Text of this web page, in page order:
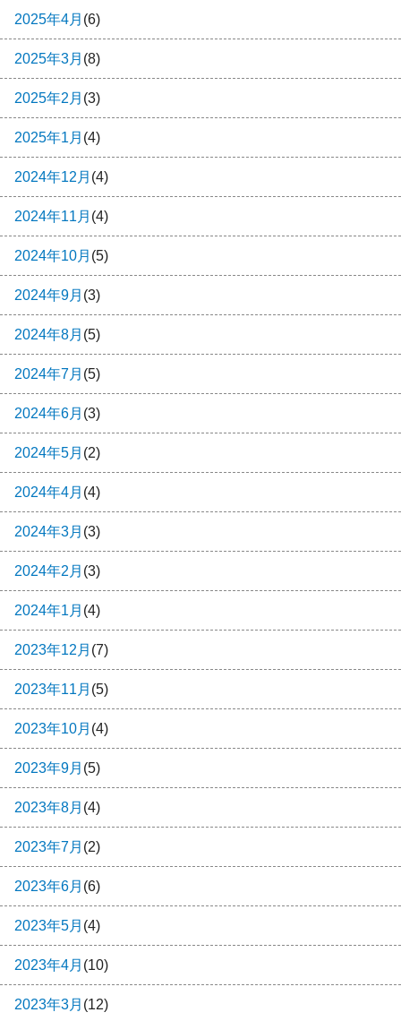
2025年4月 (6)
2025年3月 (8)
2025年2月 (3)
2025年1月 (4)
2024年12月 (4)
2024年11月 (4)
2024年10月 (5)
2024年9月 (3)
2024年8月 (5)
2024年7月 (5)
2024年6月 (3)
2024年5月 (2)
2024年4月 (4)
2024年3月 (3)
2024年2月 (3)
2024年1月 (4)
2023年12月 (7)
2023年11月 (5)
2023年10月 (4)
2023年9月 (5)
2023年8月 (4)
2023年7月 (2)
2023年6月 (6)
2023年5月 (4)
2023年4月 (10)
2023年3月 (12)